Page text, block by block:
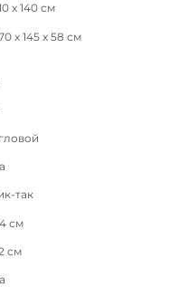
x 140 см
x 145 x 58 см
так
см
см